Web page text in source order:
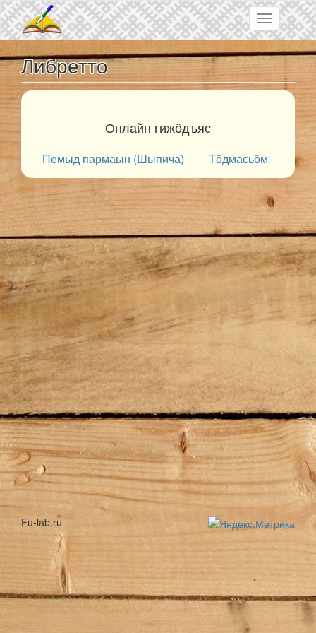
Skip to main content
Toggle
navigation
Либретто
Онлайн гижӧдъяс
Пемыд пармаын (Шыпича) Тӧдмасьӧм
Fu-lab.ru